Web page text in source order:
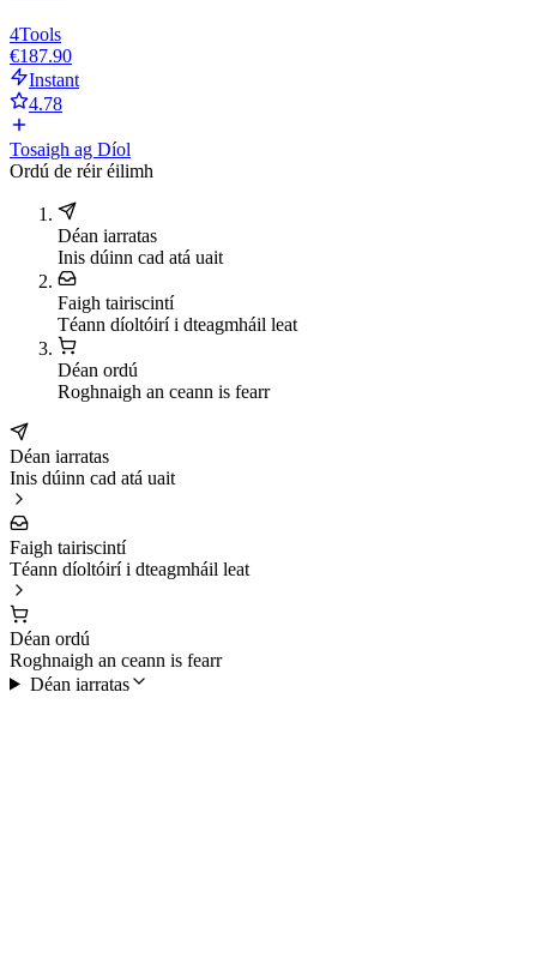
4Tools
€187.90
Instant
4.78
Tosaigh ag Díol
Ordú de réir éilimh
Déan iarratas
Inis dúinn cad atá uait
Faigh tairiscintí
Téann díoltóirí i dteagmháil leat
Déan ordú
Roghnaigh an ceann is fearr
Déan iarratas
Inis dúinn cad atá uait
Faigh tairiscintí
Téann díoltóirí i dteagmháil leat
Déan ordú
Roghnaigh an ceann is fearr
Déan iarratas